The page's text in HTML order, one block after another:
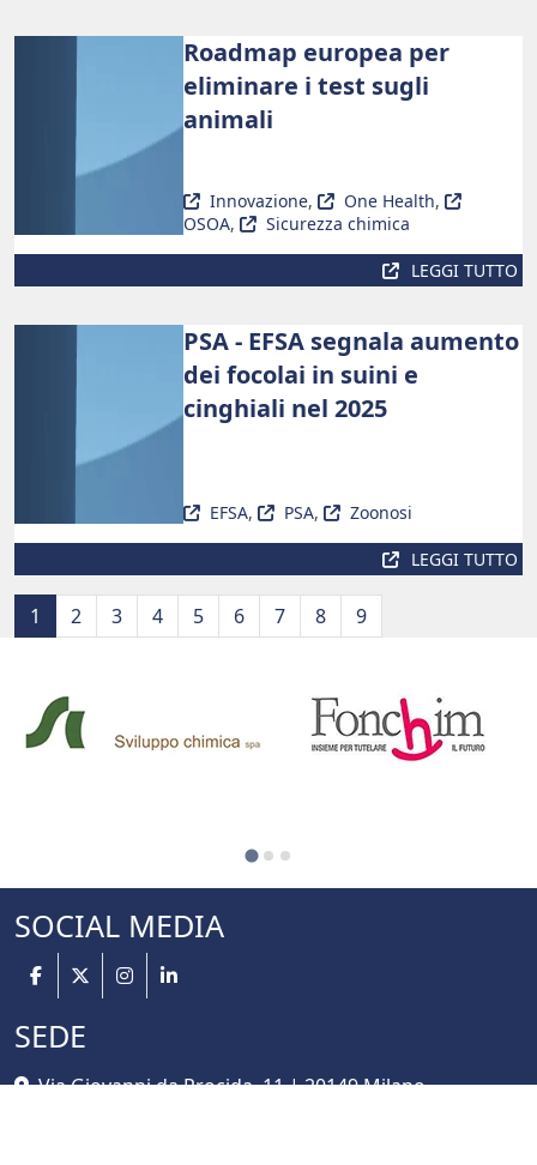
Roadmap europea per
eliminare i test sugli
animali
Innovazione, One Health,
OSOA, Sicurezza chimica
LEGGI TUTTO
PSA - EFSA segnala aumento
dei focolai in suini e
cinghiali nel 2025
EFSA, PSA, Zoonosi
LEGGI TUTTO
1 2 3 4 5 6 7 8 9
SOCIAL MEDIA
SEDE
Via Giovanni da Procida, 11 | 20149 Milano